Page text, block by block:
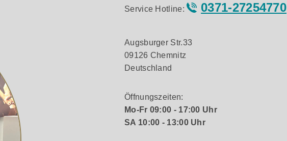
Service Hotline: 0371-27254770
Augsburger Str.33
09126 Chemnitz
Deutschland
Öffnungszeiten:
Mo-Fr 09:00 - 17:00 Uhr
SA 10:00 - 13:00 Uhr